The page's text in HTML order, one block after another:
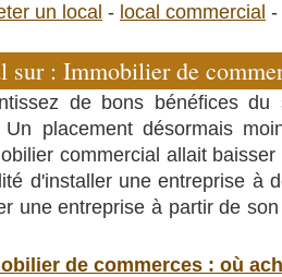
un local - local commercial -
sur : Immobilier de
de bons bénéfices
placement désormais
commercial allait
d'installer une entreprise à
une entreprise à partir de
de commerces : où